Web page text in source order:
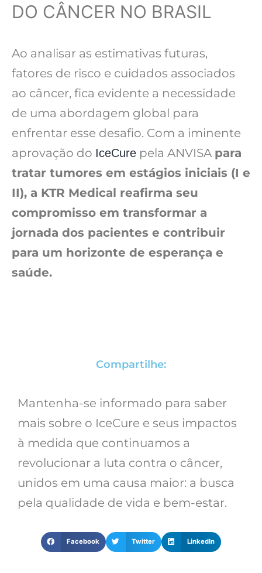
DO CÂNCER NO BRASIL
Ao analisar as estimativas futuras,
fatores de risco e cuidados associados
ao câncer, fica evidente a necessidade
de uma abordagem global para
enfrentar esse desafio. Com a iminente
aprovação do IceCure pela ANVISA para
tratar tumores em estágios iniciais (I e
II), a KTR Medical reafirma seu
compromisso em transformar a
jornada dos pacientes e contribuir
para um horizonte de esperança e
saúde.
Compartilhe:
Mantenha-se informado para saber
mais sobre o IceCure e seus impactos
à medida que continuamos a
revolucionar a luta contra o câncer,
unidos em uma causa maior: a busca
pela qualidade de vida e bem-estar.
Facebook Twitter LinkedIn